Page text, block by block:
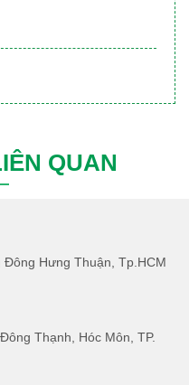
QUAN
Hưng Thuận, Tp.HCM
Thạnh, Hóc Môn, TP.